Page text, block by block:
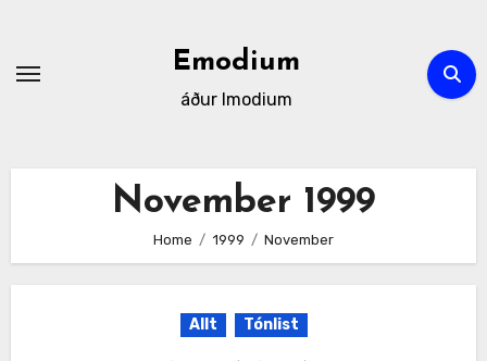
content
Emodium
áður Imodium
November 1999
Home 1999 November
Allt Tónlist